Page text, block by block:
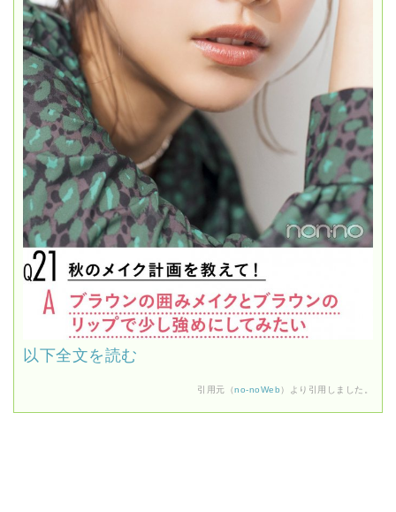
以下全文を読む
引用元（no-noWeb ）より引用しました。